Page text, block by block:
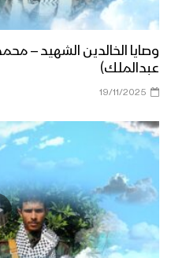
وصايا الخالدين الشهيد –
عبدالملك)
19/11/2025